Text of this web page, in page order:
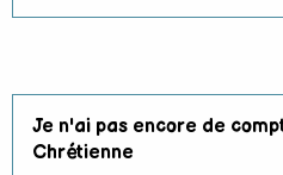
Je n'ai pas encore de
Chrétienne